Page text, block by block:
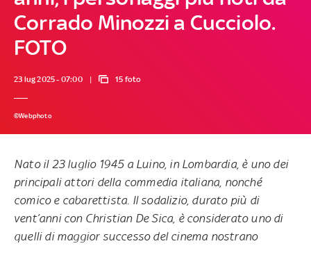
Corrado Minozzi a Cucciolo.
FOTO
23 lug 2025 - 07:00 15 foto
©Webphoto
Nato il 23 luglio 1945 a Luino, in Lombardia, è uno dei
principali attori della commedia italiana, nonché
comico e cabarettista. Il sodalizio, durato più di
vent’anni con Christian De Sica, è considerato uno di
quelli di maggior successo del cinema nostrano